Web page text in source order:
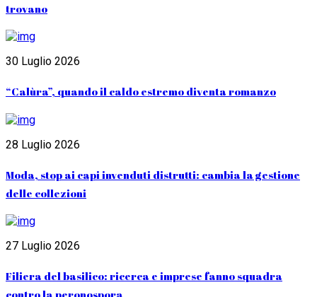
trovano
30 Luglio 2026
“Calùra”, quando il caldo estremo diventa romanzo
28 Luglio 2026
Moda, stop ai capi invenduti distrutti: cambia la gestione
delle collezioni
27 Luglio 2026
Filiera del basilico: ricerca e imprese fanno squadra